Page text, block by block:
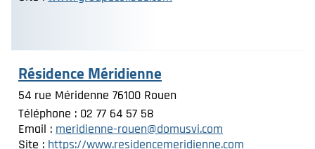
Résidence Méridienne
54 rue Méridenne 76100 Rouen
Téléphone : 02 77 64 57 58
Email : meridienne-rouen@domusvi.com
Site : https://www.residencemeridienne.com